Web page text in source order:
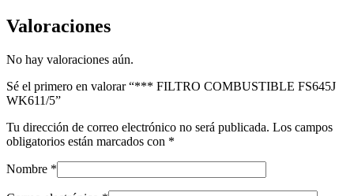
Valoraciones
No hay valoraciones aún.
Sé el primero en valorar “*** FILTRO COMBUSTIBLE FS645J
WK611/5”
Tu dirección de correo electrónico no será publicada. Los campos
obligatorios están marcados con *
Nombre *